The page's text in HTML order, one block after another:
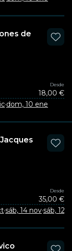
de
Desde
18,00 €
·dom, 10 ene
Desde
35,00 €
·sáb, 14 nov·sáb, 12